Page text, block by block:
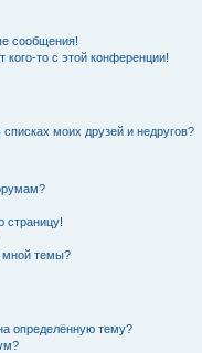
сообщения!
кого-то с этой конференции!
моих друзей и недругов?
страницу!
мной темы?
определённую тему?